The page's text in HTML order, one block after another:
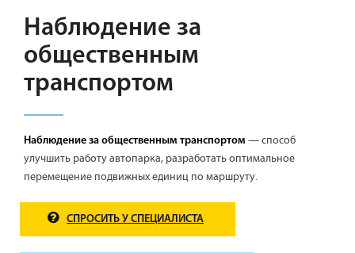
Наблюдение за
общественным
транспортом
Наблюдение за общественным транспортом — способ
улучшить работу автопарка, разработать оптимальное
перемещение подвижных единиц по маршруту.
СПРОСИТЬ У СПЕЦИАЛИСТА